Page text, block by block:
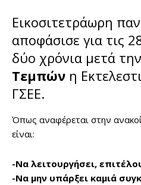
Εικοσιτετράωρη
αποφάσισε για τις
δύο χρόνια μετά την
Τεμπών η
ΓΣΕΕ.
Όπως αναφέρεται στην
είναι:
-Να λειτουργήσει,
-Να μην υπάρξει καμιά